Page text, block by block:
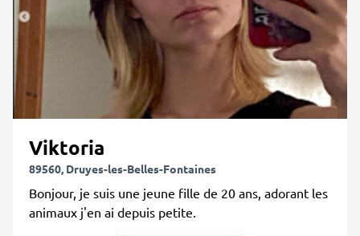
Viktoria
89560, Druyes-les-Belles-Fontaines
Bonjour, je suis une jeune fille de 20 ans, adorant les
animaux j'en ai depuis petite.